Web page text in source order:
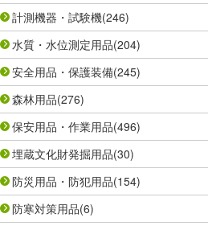
計測機器・試験機(246)
水質・水位測定用品(204)
安全用品・保護装備(245)
森林用品(276)
保安用品・作業用品(496)
埋蔵文化財発掘用品(30)
防災用品・防犯用品(154)
防寒対策用品(6)